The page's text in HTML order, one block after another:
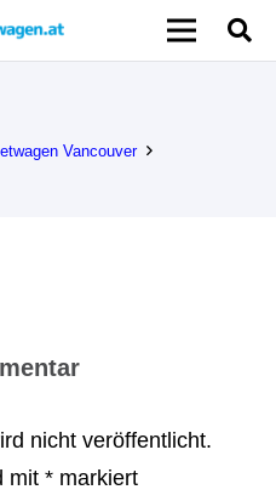
Vancouver
nicht veröffentlicht.
mit * markiert